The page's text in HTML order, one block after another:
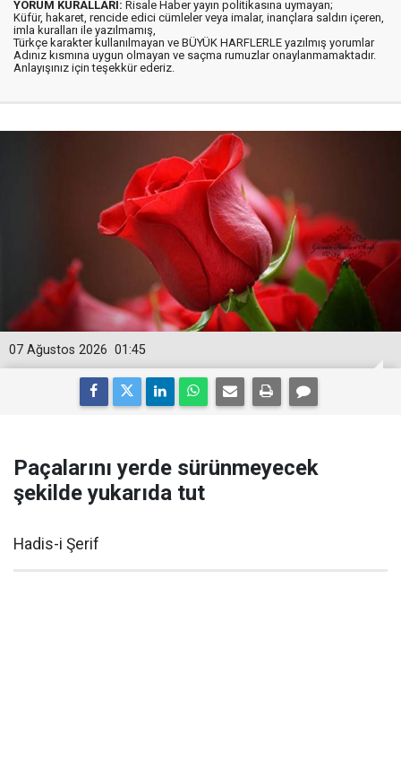
YORUM KURALLARI: Risale Haber yayın politikasına uymayan;
Küfür, hakaret, rencide edici cümleler veya imalar, inançlara saldırı içeren,
imla kuralları ile yazılmamış,
Türkçe karakter kullanılmayan ve BÜYÜK HARFLERLE yazılmış yorumlar
Adınız kısmına uygun olmayan ve saçma rumuzlar onaylanmamaktadır.
Anlayışınız için teşekkür ederiz.
01:45
07 Ağustos 2026
Paçalarını yerde sürünmeyecek
şekilde yukarıda tut
Hadis-i Şerif